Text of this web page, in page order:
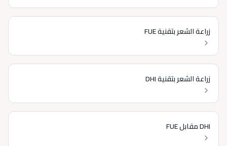
زراعة الشعر بتقنية FUE
زراعة الشعر بتقنية DHI
DHI مقابل FUE